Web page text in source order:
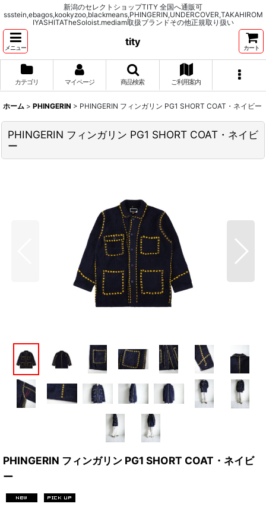
新潟のセレクトショップTITY 全国へ通販可
ssstein,ebagos,kookyzoo,blackmeans,PHINGERIN,UNDERCOVER,TAKAHIROM
IYASHITATheSoloist.mediam取扱ブランドその他正規取り扱い
メニュー
tity
カート
カテゴリ マイページ 商品検索 ご利用案内
ホーム > PHINGERIN > PHINGERIN フィンガリン PG1 SHORT COAT・ネイビー
PHINGERIN フィンガリン PG1 SHORT COAT・ネイビ
ー
PHINGERIN フィンガリン PG1 SHORT COAT・ネイビ
ー